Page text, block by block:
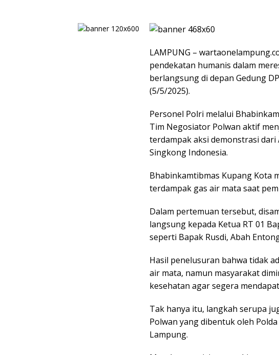
LAMPUNG –
pendekatan humanis dalam
berlangsung di depan Gedung
(5/5/2025).
Personel Polri melalui
Tim Negosiator Polwan aktif
terdampak aksi demonstrasi
Singkong Indonesia.
Bhabinkamtibmas Kupang Kota
terdampak gas air mata saat
Dalam pertemuan tersebut,
langsung kepada Ketua RT 01
seperti Bapak Rusdi, Abah
Hasil penelusuran bahwa tidak
air mata, namun masyarakat
kesehatan agar segera
Tak hanya itu, langkah serupa
Polwan yang dibentuk oleh
Lampung.